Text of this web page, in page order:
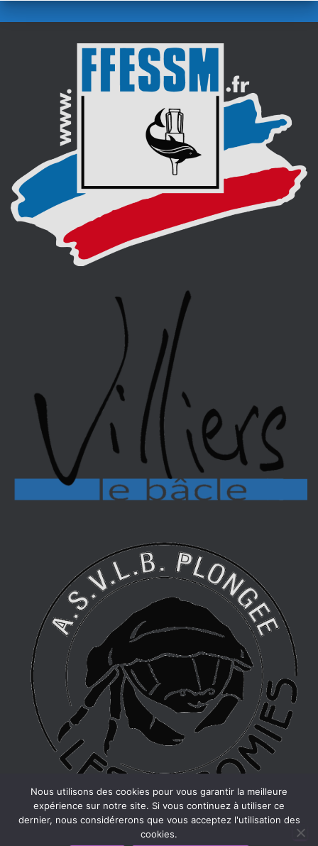
Nous utilisons des cookies pour vous garantir la meilleure
expérience sur notre site. Si vous continuez à utiliser ce
dernier, nous considérerons que vous acceptez l'utilisation des
cookies.